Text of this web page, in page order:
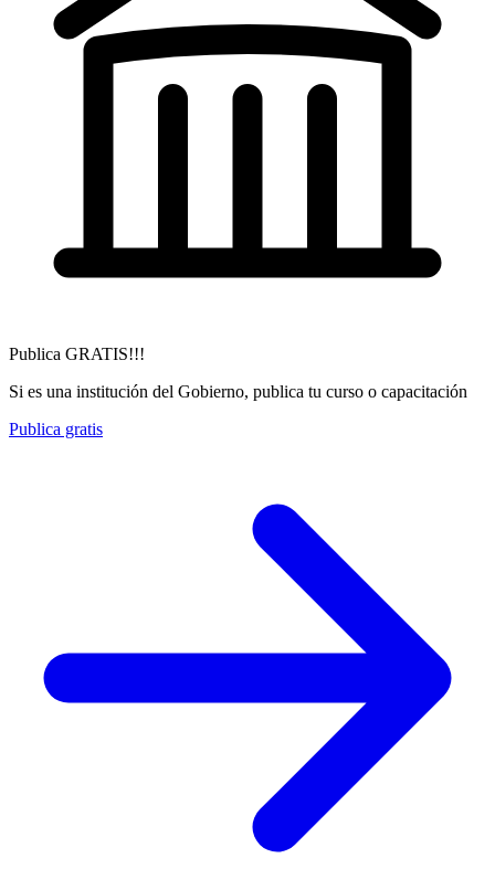
Publica GRATIS!!!
Si es una institución del Gobierno, publica tu curso o capacitación
Publica gratis